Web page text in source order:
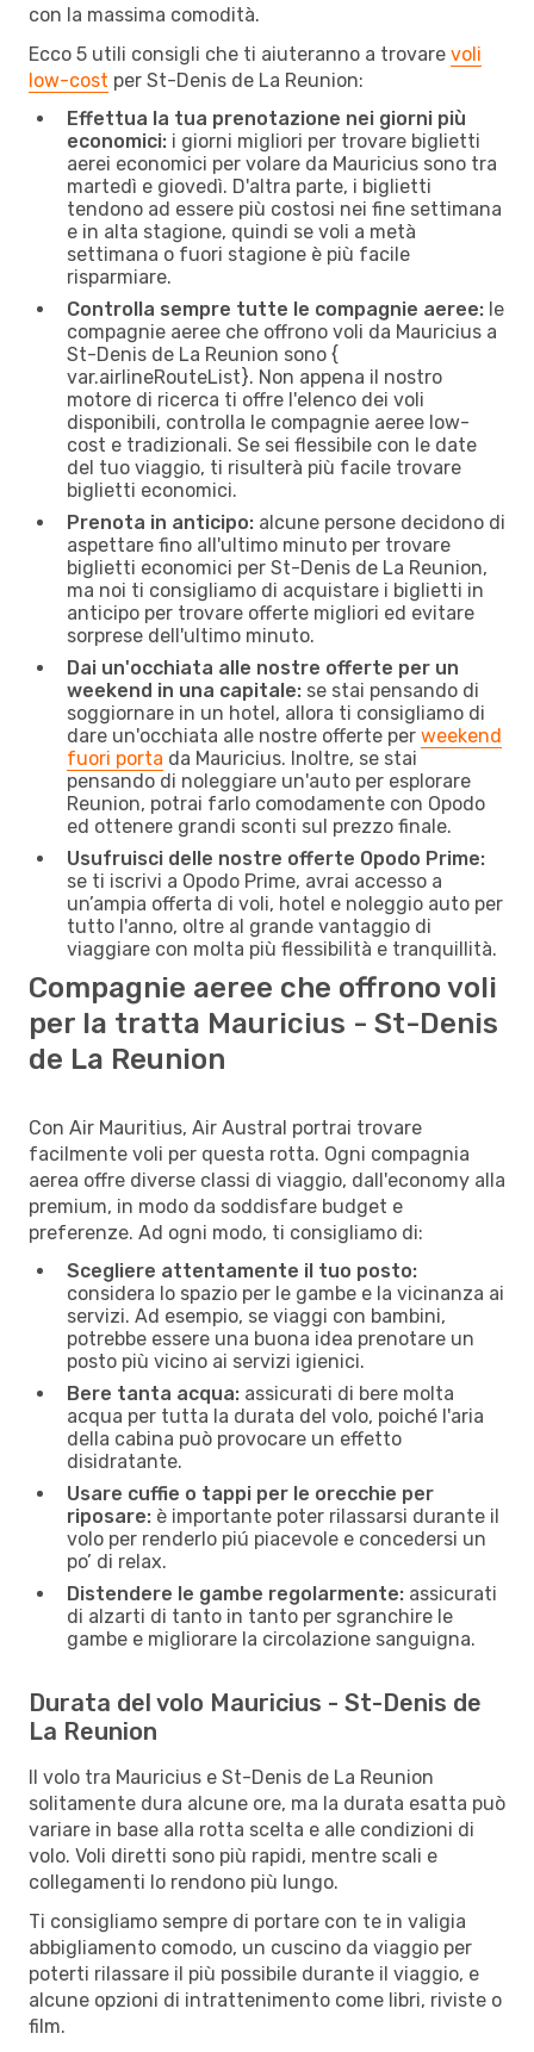
con la massima comodità.
Ecco 5 utili consigli che ti aiuteranno a trovare voli
low-cost per St-Denis de La Reunion:
Effettua la tua prenotazione nei giorni più
economici: i giorni migliori per trovare biglietti
aerei economici per volare da Mauricius sono tra
martedì e giovedì. D'altra parte, i biglietti
tendono ad essere più costosi nei fine settimana
e in alta stagione, quindi se voli a metà
settimana o fuori stagione è più facile
risparmiare.
Controlla sempre tutte le compagnie aeree: le
compagnie aeree che offrono voli da Mauricius a
St-Denis de La Reunion sono {​
var.airlineRouteList}. Non appena il nostro
motore di ricerca ti offre l'elenco dei voli
disponibili, controlla le compagnie aeree low-
cost e tradizionali. Se sei flessibile con le date
del tuo viaggio, ti risulterà più facile trovare
biglietti economici.
Prenota in anticipo: alcune persone decidono di
aspettare fino all'ultimo minuto per trovare
biglietti economici per St-Denis de La Reunion,
ma noi ti consigliamo di acquistare i biglietti in
anticipo per trovare offerte migliori ed evitare
sorprese dell'ultimo minuto.
Dai un'occhiata alle nostre offerte per un
weekend in una capitale: se stai pensando di
soggiornare in un hotel, allora ti consigliamo di
dare un'occhiata alle nostre offerte per weekend
fuori porta da Mauricius. Inoltre, se stai
pensando di noleggiare un'auto per esplorare
Reunion, potrai farlo comodamente con Opodo
ed ottenere grandi sconti sul prezzo finale.
Usufruisci delle nostre offerte Opodo Prime:
se ti iscrivi a Opodo Prime, avrai accesso a
un’ampia offerta di voli, hotel e noleggio auto per
tutto l'anno, oltre al grande vantaggio di
viaggiare con molta più flessibilità e tranquillità.
Compagnie aeree che offrono voli
per la tratta Mauricius - St-Denis
de La Reunion
Con Air Mauritius, Air Austral portrai trovare
facilmente voli per questa rotta. Ogni compagnia
aerea offre diverse classi di viaggio, dall'economy alla
premium, in modo da soddisfare budget e
preferenze. Ad ogni modo, ti consigliamo di:
Scegliere attentamente il tuo posto:
considera lo spazio per le gambe e la vicinanza ai
servizi. Ad esempio, se viaggi con bambini,
potrebbe essere una buona idea prenotare un
posto più vicino ai servizi igienici.
Bere tanta acqua: assicurati di bere molta
acqua per tutta la durata del volo, poiché l'aria
della cabina può provocare un effetto
disidratante.
Usare cuffie o tappi per le orecchie per
riposare: è importante poter rilassarsi durante il
volo per renderlo piú piacevole e concedersi un
po’ di relax.
Distendere le gambe regolarmente: assicurati
di alzarti di tanto in tanto per sgranchire le
gambe e migliorare la circolazione sanguigna.
Durata del volo Mauricius - St-Denis de
La Reunion
Il volo tra Mauricius e St-Denis de La Reunion
solitamente dura alcune ore, ma la durata esatta può
variare in base alla rotta scelta e alle condizioni di
volo. Voli diretti sono più rapidi, mentre scali e
collegamenti lo rendono più lungo.
Ti consigliamo sempre di portare con te in valigia
abbigliamento comodo, un cuscino da viaggio per
poterti rilassare il più possibile durante il viaggio, e
alcune opzioni di intrattenimento come libri, riviste o
film.